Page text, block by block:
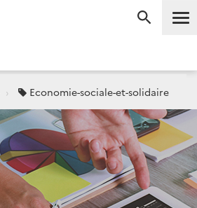
Economie-sociale-et-solidaire